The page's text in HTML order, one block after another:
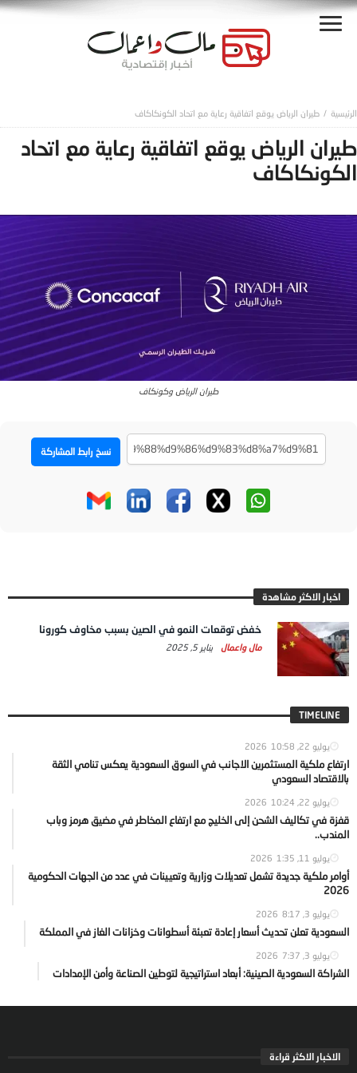
طيران الرياض يوقع اتفاقية رعاية مع اتحاد الكونكاكاف
طيران الرياض يوقع اتفاقية رعاية مع اتحاد
الكونكاكاف
‪طيران الرياض وكونكاف
نسخ رابط المشاركة
اخبار الاكثر مشاهدة
خفض توقعات النمو في الصين بسبب مخاوف كورونا
مال واعمال يناير 5, 2025
TIMELINE
يوليو 22, 2026 10:58
ارتفاع ملكية المستثمرين الاجانب في السوق السعودية يعكس تنامي الثقة
بالاقتصاد السعودي
يوليو 22, 2026 10:24
قفزة في تكاليف الشحن إلى الخليج مع ارتفاع المخاطر في مضيق هرمز وباب
المندب..
يوليو 11, 2026 1:35
أوامر ملكية جديدة تشمل تعديلات وزارية وتعيينات في عدد من الجهات الحكومية
2026
يوليو 3, 2026 8:17
السعودية تعلن تحديث أسعار إعادة تعبئة أسطوانات وخزانات الغاز في المملكة
يوليو 3, 2026 7:37
الشراكة السعودية الصينية: أبعاد استراتيجية لتوطين الصناعة وأمن الإمدادات
الاخبار الاكثر قراءة